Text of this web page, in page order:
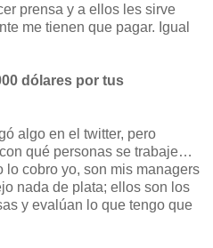
prensa y a ellos les sirve
me tienen que pagar. Igual
dólares por tus
algo en el twitter, pero
qué personas se trabaje…
lo cobro yo, son mis managers
nada de plata; ellos son los
y evalúan lo que tengo que